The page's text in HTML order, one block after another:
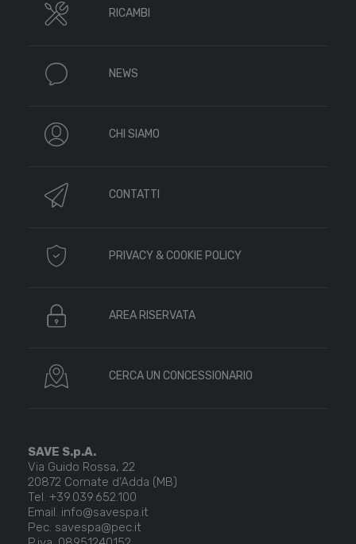
RICAMBI
NEWS
CHI SIAMO
CONTATTI
PRIVACY & COOKIE POLICY
AREA RISERVATA
CERCA UN CONCESSIONARIO
SAVE S.p.A.
Via Guido Rossa, 22
20872 Cornate d’Adda (MB)
Tel. +39.039.652.100
Email. info@savespa.it
Pec. savespa@pec.it